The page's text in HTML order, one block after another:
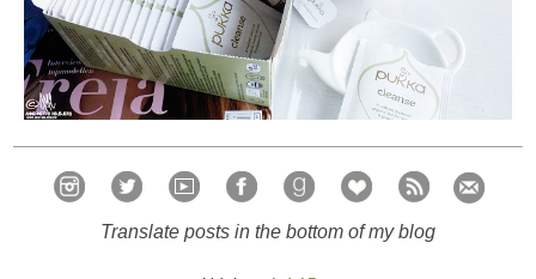
Translate posts in the bottom of my blog